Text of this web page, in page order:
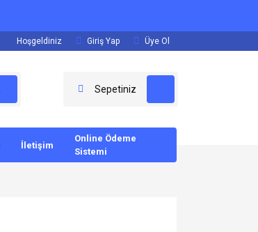
Hoşgeldiniz Giriş Yap Üye Ol
Sepetiniz
İletişim
Online Ödeme
Sistemi